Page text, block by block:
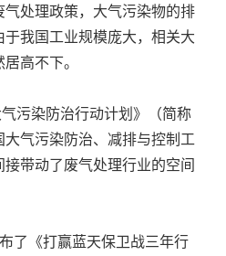
处理政策，大气污染物的排
我国工业规模庞大，相关大
高不下。
污染防治行动计划》（简称
大气污染防治、减排与控制工
带动了废气处理行业的空间
了《打赢蓝天保卫战三年行